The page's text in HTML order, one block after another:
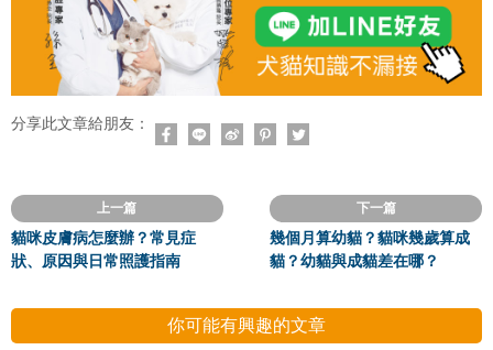
分享此文章給朋友：
上一篇
貓咪皮膚病怎麼辦？常見症
狀、原因與日常照護指南
下一篇
幾個月算幼貓？貓咪幾歲算成
貓？幼貓與成貓差在哪？
你可能有興趣的文章